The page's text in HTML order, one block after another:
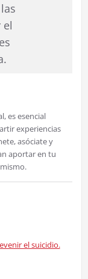
el
es esencial
experiencias
asóciate y
aportar en tu
el suicidio.